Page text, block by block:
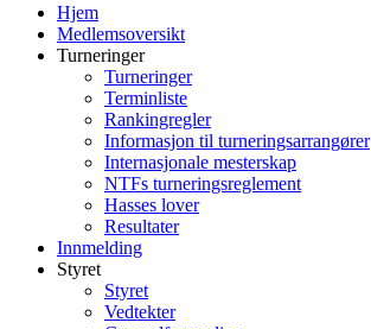
Hjem
Medlemsoversikt
Turneringer
Turneringer
Terminliste
Rankingregler
Informasjon til turneringsarrangører
Internasjonale mesterskap
NTFs turneringsreglement
Hasses lover
Resultater
Innmelding
Styret
Styret
Vedtekter